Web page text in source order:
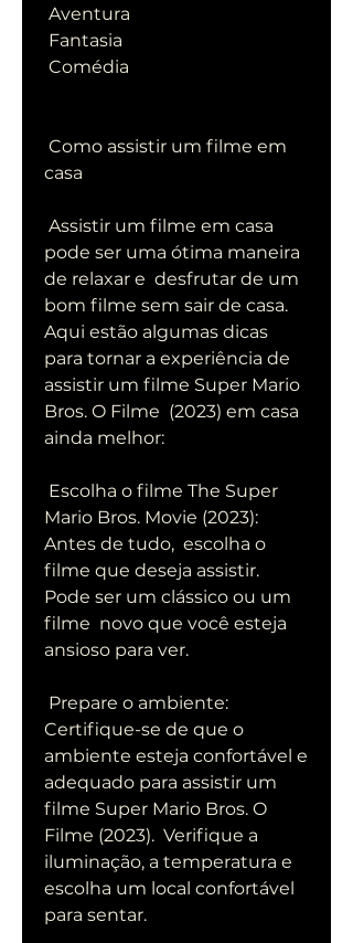
Aventura
Fantasia
Comédia
casa
pode ser uma ótima maneira
de relaxar e  desfrutar de um
bom filme sem sair de casa.
Aqui estão algumas dicas
para tornar a experiência de
assistir um filme Super Mario
Bros. O Filme  (2023) em casa
ainda melhor:
Mario Bros. Movie (2023):
Antes de tudo,  escolha o
filme que deseja assistir.
Pode ser um clássico ou um
filme  novo que você esteja
ansioso para ver.
Certifique-se de que o
ambiente esteja confortável e
adequado para assistir um
filme Super Mario Bros. O
Filme (2023).  Verifique a
iluminação, a temperatura e
escolha um local confortável
para sentar.